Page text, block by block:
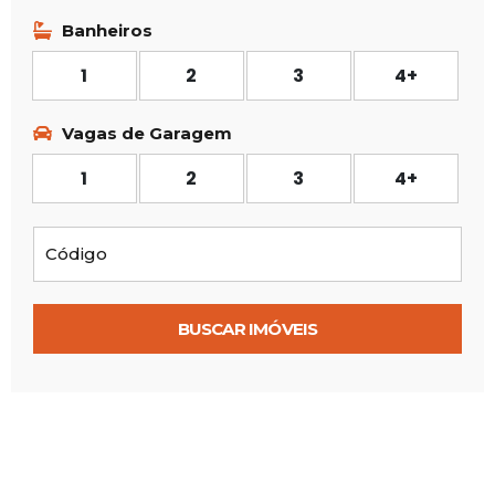
Banheiros
1 2 3 4+
Vagas de Garagem
1 2 3 4+
BUSCAR IMÓVEIS